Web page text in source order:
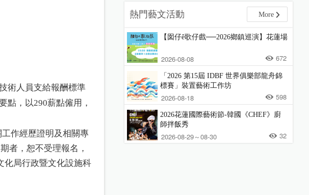
術人員支給報酬標準
點，以290薪點僱用，
作經歷證明及相關專
者，恕不受理報名，
化局行政暨文化設施科
熱門藝文活動 More
【囡仔ê歌仔戲──2026鄉鎮巡演】花蓮場
2026-08-08 672
「2026 第15屆 IDBF 世界俱樂部龍舟錦
標賽」裝置藝術工作坊
2026-08-18 598
2026花蓮國際藝術節-韓國《CHEF》廚
師拌飯秀
2026-08-29～08-30 32